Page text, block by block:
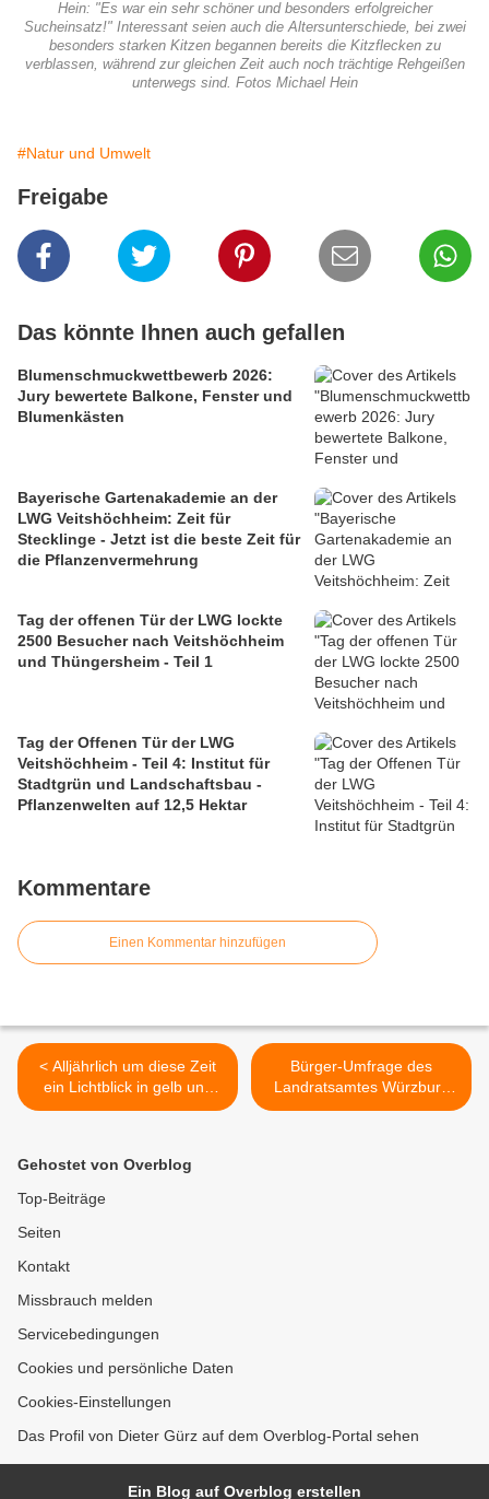
Hein: "Es war ein sehr schöner und besonders erfolgreicher
Sucheinsatz!" Interessant seien auch die Altersunterschiede, bei zwei
besonders starken Kitzen begannen bereits die Kitzflecken zu
verblassen, während zur gleichen Zeit auch noch trächtige Rehgeißen
unterwegs sind. Fotos Michael Hein
#Natur und Umwelt
Freigabe
Das könnte Ihnen auch gefallen
Blumenschmuckwettbewerb 2026:
Jury bewertete Balkone, Fenster und
Blumenkästen
Bayerische Gartenakademie an der
LWG Veitshöchheim: Zeit für
Stecklinge - Jetzt ist die beste Zeit für
die Pflanzenvermehrung
Tag der offenen Tür der LWG lockte
2500 Besucher nach Veitshöchheim
und Thüngersheim - Teil 1
Tag der Offenen Tür der LWG
Veitshöchheim - Teil 4: Institut für
Stadtgrün und Landschaftsbau -
Pflanzenwelten auf 12,5 Hektar
Kommentare
Einen Kommentar hinzufügen
< Alljährlich um diese Zeit
ein Lichtblick in gelb und
violett - der
Bürger-Umfrage des
Landratsamtes Würzburg
zum geplanten
Gehostet von Overblog
Top-Beiträge
Seiten
Kontakt
Missbrauch melden
Servicebedingungen
Cookies und persönliche Daten
Cookies-Einstellungen
Das Profil von Dieter Gürz auf dem Overblog-Portal sehen
Ein Blog auf Overblog erstellen